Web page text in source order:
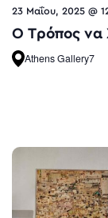
23 Μαΐου, 2025 @
O Τρόπος
Athens Gallery7